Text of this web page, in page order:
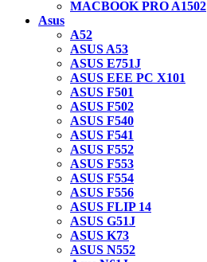
MACBOOK PRO A1502
Asus
A52
ASUS A53
ASUS E751J
ASUS EEE PC X101
ASUS F501
ASUS F502
ASUS F540
ASUS F541
ASUS F552
ASUS F553
ASUS F554
ASUS F556
ASUS FLIP 14
ASUS G51J
ASUS K73
ASUS N552